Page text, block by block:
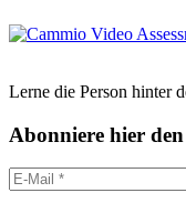
Lerne die Person hinter
Abonniere hier